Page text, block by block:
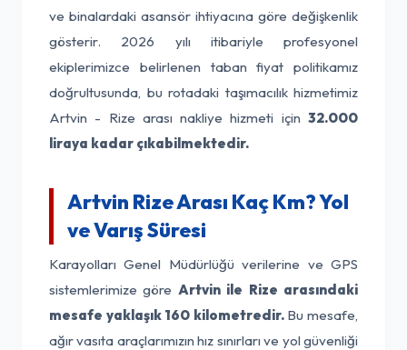
ve binalardaki asansör ihtiyacına göre değişkenlik
gösterir. 2026 yılı itibariyle profesyonel
ekiplerimizce belirlenen taban fiyat politikamız
doğrultusunda, bu rotadaki taşımacılık hizmetimiz
Artvin - Rize arası nakliye hizmeti için 32.000
liraya kadar çıkabilmektedir.
Artvin Rize Arası Kaç Km? Yol
ve Varış Süresi
Karayolları Genel Müdürlüğü verilerine ve GPS
sistemlerimize göre Artvin ile Rize arasındaki
mesafe yaklaşık 160 kilometredir.Bu mesafe,
ağır vasıta araçlarımızın hız sınırları ve yol güvenliği